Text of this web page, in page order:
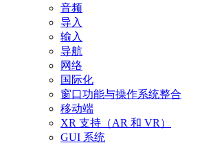
音频
导入
输入
导航
网络
国际化
窗口功能与操作系统整合
移动端
XR 支持（AR 和 VR）
GUI 系统